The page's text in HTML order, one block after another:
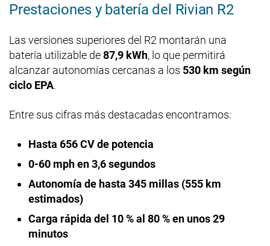
Prestaciones y batería del Rivian R2
Las versiones superiores del R2 montarán una
batería utilizable de87,9 kWh, lo que permitirá
alcanzar autonomías cercanas a los 530 km según
ciclo EPA.
Entre sus cifras más destacadas encontramos:
Hasta 656 CV de potencia
0-60 mph en 3,6 segundos
Autonomía de hasta 345 millas (555 km
estimados)
Carga rápida del 10 % al 80 % en unos 29
minutos